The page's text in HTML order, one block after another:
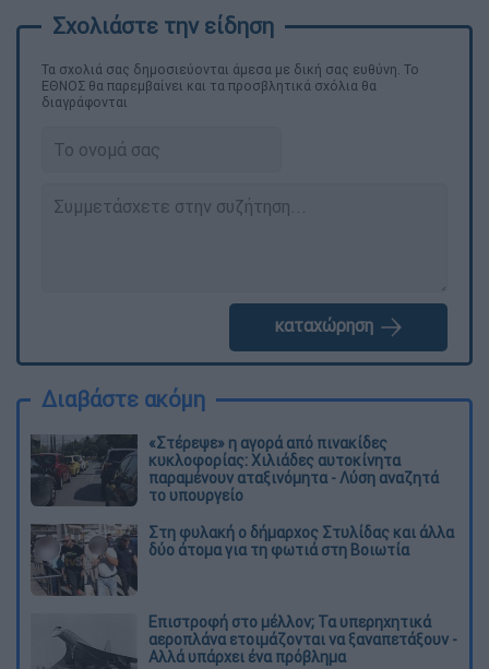
Τα σχολιά σας δημοσιεύονται άμεσα με δική σας ευθύνη. Το
ΕΘΝΟΣ θα παρεμβαίνει και τα προσβλητικά σχόλια θα
διαγράφονται
καταχώρηση
Διαβάστε ακόμη
«Στέρεψε» η αγορά από πινακίδες
κυκλοφορίας: Χιλιάδες αυτοκίνητα
παραμένουν αταξινόμητα - Λύση αναζητά
το υπουργείο
Στη φυλακή ο δήμαρχος Στυλίδας και άλλα
δύο άτομα για τη φωτιά στη Βοιωτία
Επιστροφή στο μέλλον; Τα υπερηχητικά
αεροπλάνα ετοιμάζονται να ξαναπετάξουν -
Αλλά υπάρχει ένα πρόβλημα